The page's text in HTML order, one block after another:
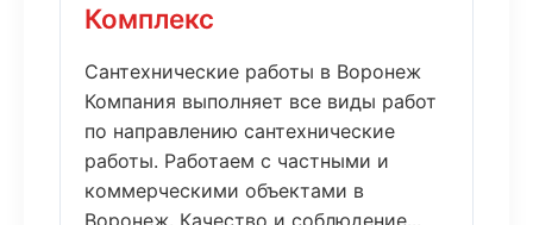
Комплекс
Сантехнические работы в Воронеж
Компания выполняет все виды работ
по направлению сантехнические
работы. Работаем с частными и
коммерческими объектами в
Воронеж. Качество и соблюдение...